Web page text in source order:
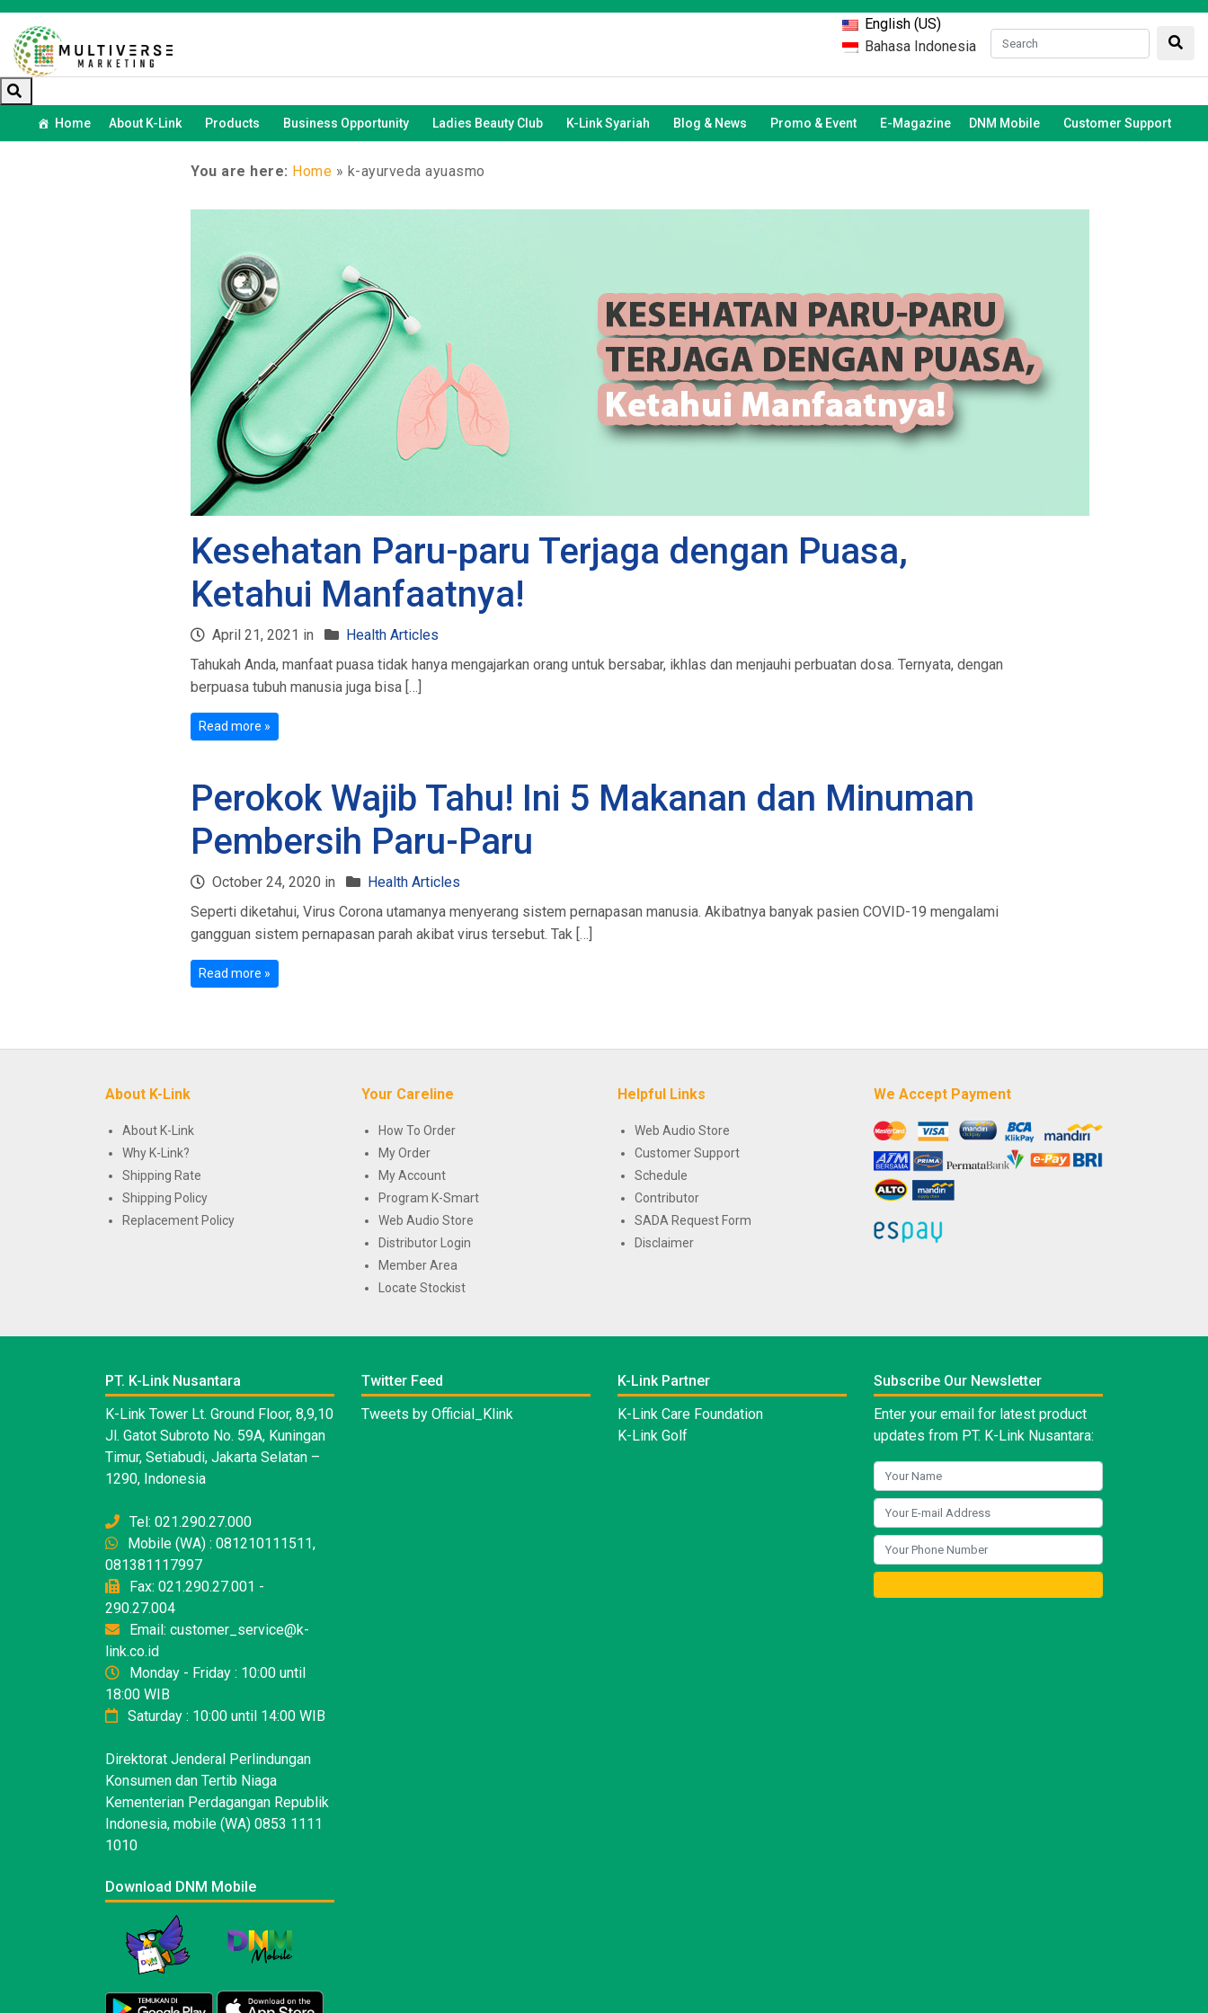
English (US)
Bahasa Indonesia
Home About K-Link Products Business Opportunity Ladies Beauty Club K-Link Syariah Blog & News Promo & Event E-Magazine DNM Mobile Customer Support
You are here: Home » k-ayurveda ayuasmo
Kesehatan Paru-paru Terjaga dengan Puasa,
Ketahui Manfaatnya!
April 21, 2021 in
Health Articles
Tahukah Anda, manfaat puasa tidak hanya mengajarkan orang untuk bersabar, ikhlas dan menjauhi perbuatan dosa. Ternyata, dengan
berpuasa tubuh manusia juga bisa […]
Read more »
Perokok Wajib Tahu! Ini 5 Makanan dan Minuman
Pembersih Paru-Paru
October 24, 2020 in
Health Articles
Seperti diketahui, Virus Corona utamanya menyerang sistem pernapasan manusia. Akibatnya banyak pasien COVID-19 mengalami
gangguan sistem pernapasan parah akibat virus tersebut. Tak […]
Read more »
About K-Link
About K-Link
Why K-Link?
Shipping Rate
Shipping Policy
Replacement Policy
Your Careline
How To Order
My Order
My Account
Program K-Smart
Web Audio Store
Distributor Login
Member Area
Locate Stockist
Helpful Links
Web Audio Store
Customer Support
Schedule
Contributor
SADA Request Form
Disclaimer
We Accept Payment
PT. K-Link Nusantara
K-Link Tower Lt. Ground Floor, 8,9,10
Jl. Gatot Subroto No. 59A, Kuningan
Timur, Setiabudi, Jakarta Selatan –
1290, Indonesia
Tel: 021.290.27.000
Mobile (WA) : 081210111511,
081381117997
Fax: 021.290.27.001 -
290.27.004
Email: customer_service@k-
link.co.id
Monday - Friday : 10:00 until
18:00 WIB
Saturday : 10:00 until 14:00 WIB
Direktorat Jenderal Perlindungan
Konsumen dan Tertib Niaga
Kementerian Perdagangan Republik
Indonesia, mobile (WA) 0853 1111
1010
Download DNM Mobile
Twitter Feed
Tweets by Official_Klink
K-Link Partner
K-Link Care Foundation
K-Link Golf
Subscribe Our Newsletter
Enter your email for latest product
updates from PT. K-Link Nusantara: